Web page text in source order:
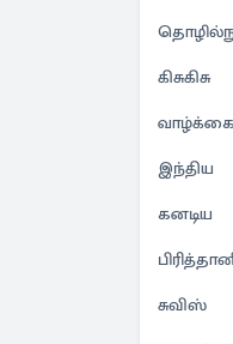
கிசுகிசு
இந்திய
கனடிய
சுவிஸ்